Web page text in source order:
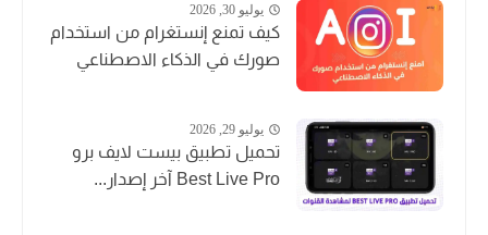
يوليو 30, 2026
كيف تمنع إنستغرام من استخدام
صورك في الذكاء الاصطناعي
يوليو 29, 2026
تحميل تطبيق بيست لايف برو
Best Live Pro آخر إصدار...